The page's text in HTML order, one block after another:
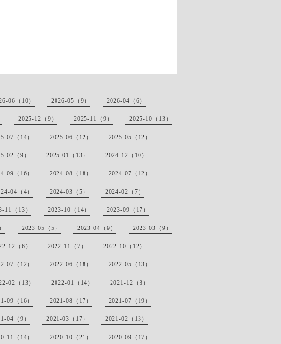
06（10） 2026-05（9） 2026-04（6）
2025-12（9） 2025-11（9） 2025-10（13）
07（14） 2025-06（12） 2025-05（12）
02（9） 2025-01（13） 2024-12（10）
09（16） 2024-08（18） 2024-07（12）
04（4） 2024-03（5） 2024-02（7）
11（13） 2023-10（14） 2023-09（17）
2023-05（5） 2023-04（9） 2023-03（9）
12（6） 2022-11（7） 2022-10（12）
07（12） 2022-06（18） 2022-05（13）
02（13） 2022-01（14） 2021-12（8）
09（16） 2021-08（17） 2021-07（19）
04（9） 2021-03（17） 2021-02（13）
11（14） 2020-10（21） 2020-09（17）